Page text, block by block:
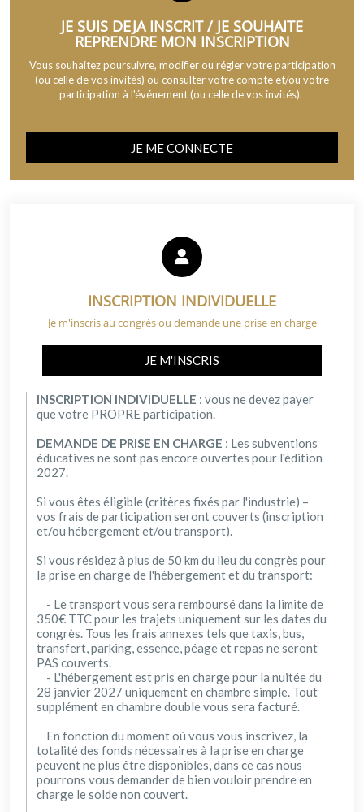
JE SUIS DEJA INSCRIT / JE SOUHAITE
REPRENDRE MON INSCRIPTION
Vous souhaitez poursuivre, modifier ou régler votre participation
(ou celle de vos invités) ou consulter votre compte et/ou votre
participation à l'événement (ou celle de vos invités).
JE ME CONNECTE
INSCRIPTION INDIVIDUELLE
Je m'inscris au congrès ou demande une prise en charge
JE M'INSCRIS
INSCRIPTION INDIVIDUELLE : vous ne devez payer
que votre PROPRE participation.
DEMANDE DE PRISE EN CHARGE : Les subventions
éducatives ne sont pas encore ouvertes pour l'édition
2027.
Si vous êtes éligible (critères fixés par l'industrie) –
vos frais de participation seront couverts (inscription
et/ou hébergement et/ou transport).
Si vous résidez à plus de 50 km du lieu du congrès pour
la prise en charge de l'hébergement et du transport:
- Le transport vous sera remboursé dans la limite de
350€ TTC pour les trajets uniquement sur les dates du
congrès. Tous les frais annexes tels que taxis, bus,
transfert, parking, essence, péage et repas ne seront
PAS couverts.
- L'hébergement est pris en charge pour la nuitée du
28 janvier 2027 uniquement en chambre simple. Tout
supplément en chambre double vous sera facturé.
En fonction du moment où vous vous inscrivez, la
totalité des fonds nécessaires à la prise en charge
peuvent ne plus être disponibles, dans ce cas nous
pourrons vous demander de bien vouloir prendre en
charge le solde non couvert.